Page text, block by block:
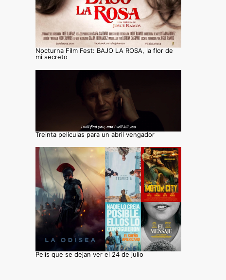
Nocturna Film Fest: BAJO LA ROSA, la flor de
mi secreto
Treinta películas para un abril vengador
Pelis que se dejan ver el 24 de julio